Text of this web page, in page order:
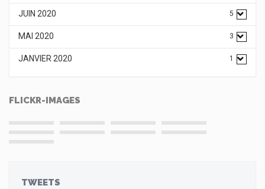
JUIN 2020 5
MAI 2020 3
JANVIER 2020 1
FLICKR-IMAGES
TWEETS